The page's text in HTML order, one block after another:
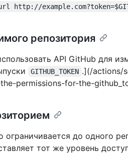
репозитория
API GitHub для
GITHUB_TOKEN .](/actions/
permissions-for-the-
до одного
тот же уровень